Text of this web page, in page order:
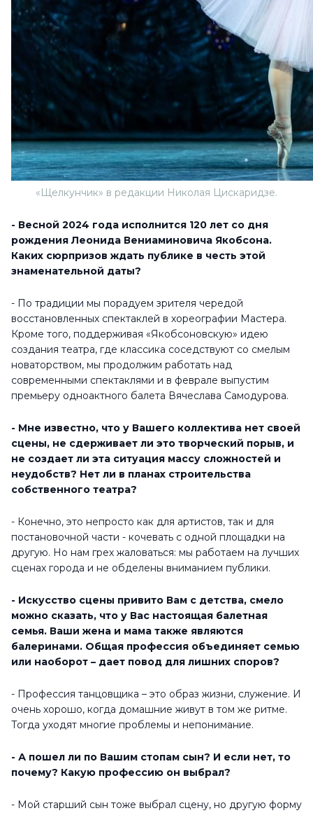
«Щелкунчик» в редакции Николая Цискаридзе.
- Весной 2024 года исполнится 120 лет со дня
рождения Леонида Вениаминовича Якобсона.
Каких сюрпризов ждать публике в честь этой
знаменательной даты?
- По традиции мы порадуем зрителя чередой
восстановленных спектаклей в хореографии Мастера.
Кроме того, поддерживая «Якобсоновскую» идею
создания театра, где классика соседствуют со смелым
новаторством, мы продолжим работать над
современными спектаклями и в феврале выпустим
премьеру одноактного балета Вячеслава Самодурова.
- Мне известно, что у Вашего коллектива нет своей
сцены, не сдерживает ли это творческий порыв, и
не создает ли эта ситуация массу сложностей и
неудобств? Нет ли в планах строительства
собственного театра?
- Конечно, это непросто как для артистов, так и для
постановочной части - кочевать с одной площадки на
другую. Но нам грех жаловаться: мы работаем на лучших
сценах города и не обделены вниманием публики.
- Искусство сцены привито Вам с детства, смело
можно сказать, что у Вас настоящая балетная
семья. Ваши жена и мама также являются
балеринами. Общая профессия объединяет семью
или наоборот – дает повод для лишних споров?
- Профессия танцовщика – это образ жизни, служение. И
очень хорошо, когда домашние живут в том же ритме.
Тогда уходят многие проблемы и непонимание.
- А пошел ли по Вашим стопам сын? И если нет, то
почему? Какую профессию он выбрал?
- Мой старший сын тоже выбрал сцену, но другую форму